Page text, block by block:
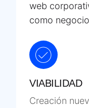
web
como
VIABILIDAD
Creación